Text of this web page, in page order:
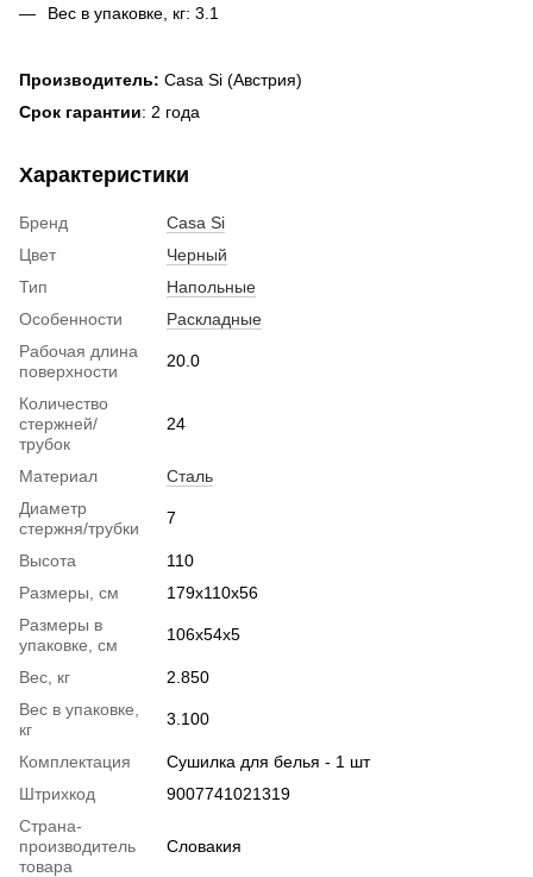
Вес в упаковке, кг: 3.1
Производитель: Casa Si (Австрия)
Срок гарантии: 2 года
Характеристики
Бренд
Casa Si
Цвет
Черный
Тип
Напольные
Особенности
Раскладные
Рабочая длина
поверхности
20.0
Количество
стержней/
трубок
24
Материал
Сталь
Диаметр
стержня/трубки
7
Высота
110
Размеры, см
179х110х56
Размеры в
упаковке, см
106х54х5
Вес, кг
2.850
Вес в упаковке,
кг
3.100
Комплектация
Сушилка для белья - 1 шт
Штрихкод
9007741021319
Страна-
производитель
товара
Словакия